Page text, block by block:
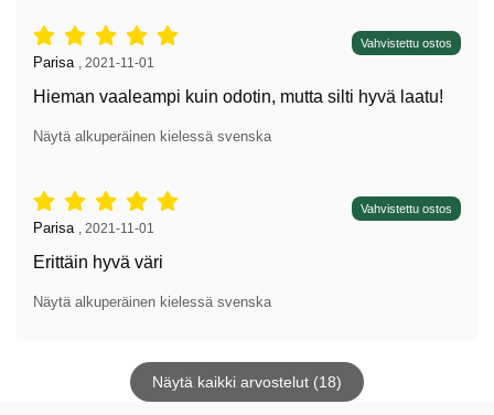
Arvostelu: 5 tähdet / 5, Vahvistettu ostos
Arvostelun kirjoittaja:
Parisa 2021-11-01
Hieman vaaleampi kuin odotin, mutta silti hyvä laatu!
Näytä alkuperäinen kielessä svenska
Arvostelu: 5 tähdet / 5, Vahvistettu ostos
Arvostelun kirjoittaja:
Parisa 2021-11-01
Erittäin hyvä väri
Näytä alkuperäinen kielessä svenska
Näytä kaikki arvostelut (18)